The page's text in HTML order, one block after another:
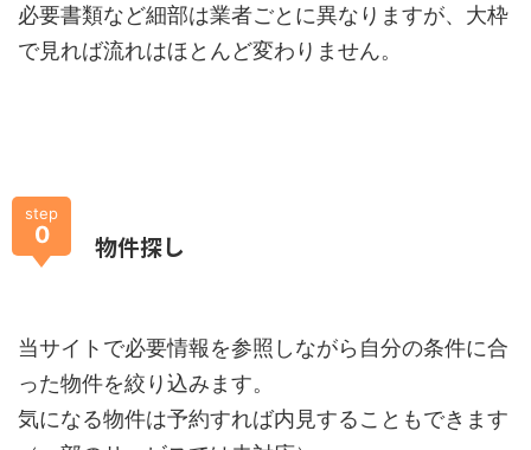
必要書類など細部は業者ごとに異なりますが、大枠
で見れば流れはほとんど変わりません。
step
0 物件探し
当サイトで必要情報を参照しながら自分の条件に合
った物件を絞り込みます。
気になる物件は予約すれば内見することもできます